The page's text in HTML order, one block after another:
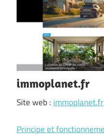
immoplanet.fr
Site web : immoplanet.fr
Principe et